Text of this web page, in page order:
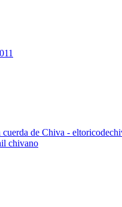
de Chiva -
chivano